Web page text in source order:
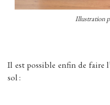
Illustration
Il est possible enfin de faire
sol :